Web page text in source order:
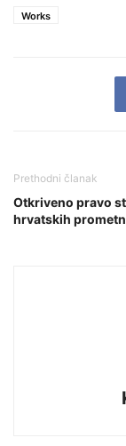
Works
Prethodni članak
Otkriveno pravo
hrvatskih